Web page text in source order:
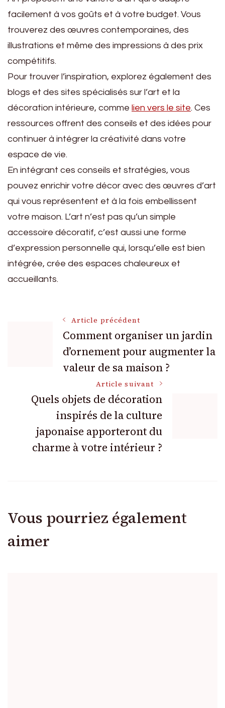
facilement à vos goûts et à votre budget. Vous
trouverez des œuvres contemporaines, des
illustrations et même des impressions à des prix
compétitifs.
Pour trouver l’inspiration, explorez également des
blogs et des sites spécialisés sur l’art et la
décoration intérieure, comme lien vers le site. Ces
ressources offrent des conseils et des idées pour
continuer à intégrer la créativité dans votre
espace de vie.
En intégrant ces conseils et stratégies, vous
pouvez enrichir votre décor avec des œuvres d’art
qui vous représentent et à la fois embellissent
votre maison. L’art n’est pas qu’un simple
accessoire décoratif, c’est aussi une forme
d’expression personnelle qui, lorsqu’elle est bien
intégrée, crée des espaces chaleureux et
accueillants.
Navigation
articles
Article précédent
Comment organiser un jardin
d’ornement pour augmenter la
valeur de sa maison ?
Article suivant
Quels objets de décoration
inspirés de la culture
japonaise apporteront du
charme à votre intérieur ?
Vous pourriez également
aimer